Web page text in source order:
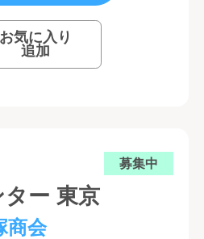
お気に入り
追加
募集中
ー 東京
商会